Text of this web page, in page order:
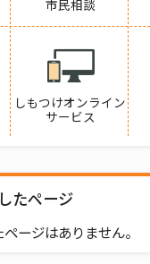
市民相談
しもつけオンライン
サービス
たページ
ージはありません。